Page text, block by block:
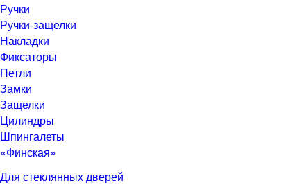
Ручки
Ручки-защелки
Накладки
Фиксаторы
Петли
Замки
Защелки
Цилиндры
Шпингалеты
«Финская»
Для стеклянных дверей